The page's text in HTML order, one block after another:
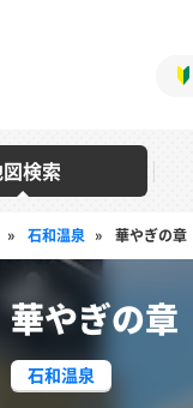
検索
» 石和温泉 » 華やぎの
華やぎの
石和温泉